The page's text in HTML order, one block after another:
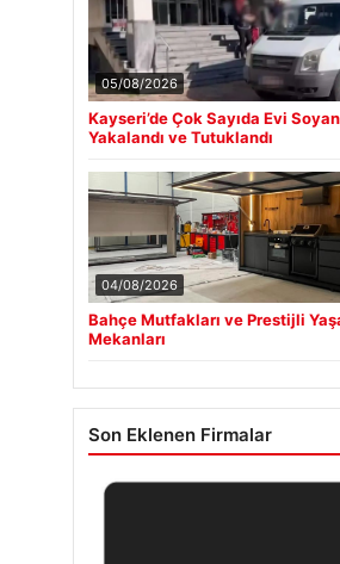
05/08/2026
Kayseri’de Çok Sayıda Evi Soyan
Yakalandı ve Tutuklandı
04/08/2026
Bahçe Mutfakları ve Prestijli
Mekanları
Son Eklenen Firmalar